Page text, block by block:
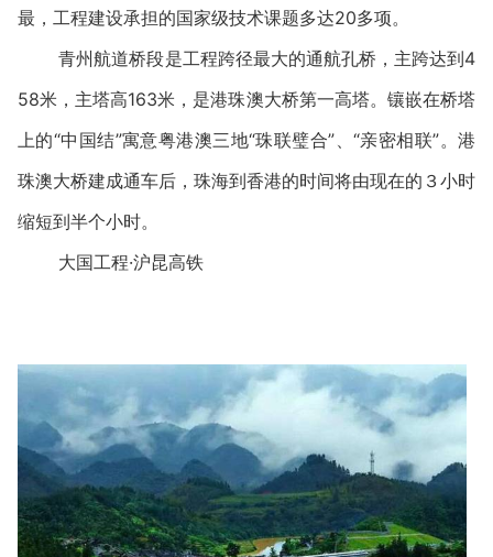
最，工程建设承担的国家级技术课题多达20多项。
青州航道桥段是工程跨径最大的通航孔桥，主跨达到4
58米，主塔高163米，是港珠澳大桥第一高塔。镶嵌在桥塔
上的“中国结”寓意粤港澳三地“珠联璧合”、“亲密相联”。港
珠澳大桥建成通车后，珠海到香港的时间将由现在的３小时
缩短到半个小时。
大国工程·沪昆高铁